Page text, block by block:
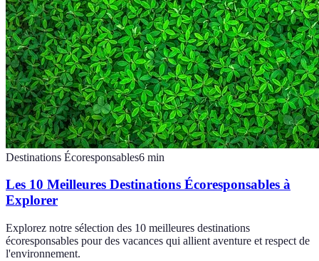
Destinations Écoresponsables6 min
Les 10 Meilleures Destinations Écoresponsables à
Explorer
Explorez notre sélection des 10 meilleures destinations
écoresponsables pour des vacances qui allient aventure et respect de
l'environnement.